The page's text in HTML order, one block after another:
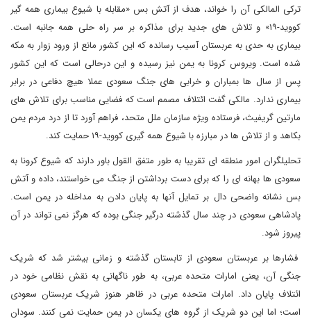
ترکی المالکی آن را خواند، هدف از آتش بس «مقابله با شیوع بیماری همه گیر
کووید-۱۹» و تلاش های جدید برای مذاکره بر سر راه حلی همه ‌جانبه است.
بیماری به حدی به عربستان آسیب رسانده که این کشور مانع از ورود زوار به مکه
شده است. ویروس کرونا به یمن نیز رسیده و این درحالی است که این کشور
پس از سال ها بمباران و خرابی ‌های جنگ سعودی عملا هیچ دفاعی در برابر
بیماری ندارد. مالکی گفت ائتلاف مصمم است که فضایی مناسب برای تلاش های
مارتین گریفیث، فرستاده ویژه سازمان ملل متحد، فراهم آورد تا از درد مردم یمن
بکاهد و از تلاش ها در مبارزه با شیوع همه گیری کووید-۱۹ حمایت کند.
تحلیلگران امور منطقه ‌ای تقریبا به طور متفق ‌القول باور دارند که شیوع کرونا به
سعودی ها بهانه ای را که برای دست برداشتن از جنگ می خواستند، داده و آتش
بس نشانه واضحی دال بر تمایل آنها به پایان دادن به مداخله در یمن است.
پادشاهی سعودی در چند سال گذشته درگیر جنگی بوده که هرگز نمی تواند در آن
پیروز شود.
فشارها بر عربستان سعودی از تابستان گذشته و زمانی بیشتر شد که شریک
جنگی آن، یعنی امارات متحده عربی، به طور ناگهانی به نقش نظامی خود در
ائتلاف پایان داد. امارات متحده عربی در ظاهر هنوز شریک عربستان سعودی
است؛ اما این دو شریک از گروه ‌های یکسان در یمن حمایت نمی کنند. سودان